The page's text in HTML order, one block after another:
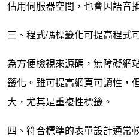
佔用伺服器空間，也會因語音
三、程式碼標籤化可提高程式
為方便檢視來源碼，無障礙網
籤化。雖可提高網頁可讀性，
大，尤其是重複性標籤。
四、符合標準的表單設計通常